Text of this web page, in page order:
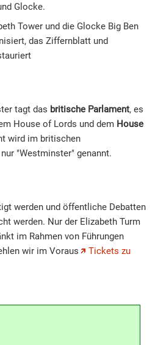
Glocke.
Tower und die Glocke Big Ben
das Ziffernblatt und
tagt das britische Parlament, es
House of Lords und dem House
wird im britischen
"Westminster" genannt.
werden und öffentliche Debatten
werden. Nur der Elizabeth Turm
im Rahmen von Führungen
wir im Voraus
Tickets zu